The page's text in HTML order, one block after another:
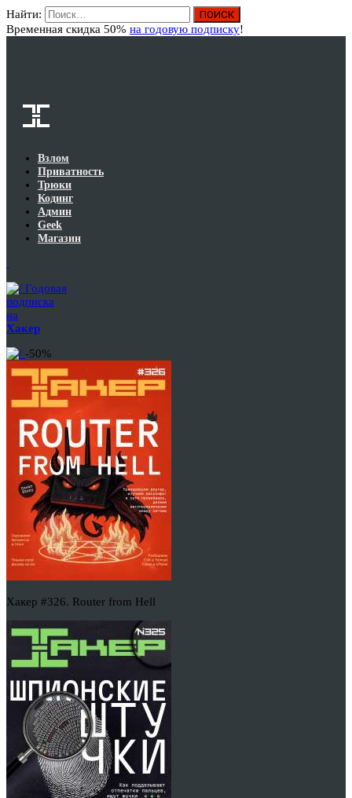
Найти:
Временная скидка 50% на годовую подписку!
Взлом
Приватность
Трюки
Кодинг
Админ
Geek
Магазин
Годовая
подписка
на
Хакер
-50%
Хакер #326. Router from Hell